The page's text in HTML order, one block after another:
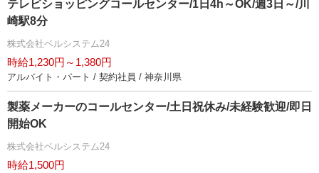
テレビショッピングコールセンター/1日4h～OK/週3日～/川
崎駅8分
株式会社ベルシステム24
時給1,230円～1,380円
アルバイト・パート / 契約社員 / 神奈川県
製薬メーカーのコールセンター/土日祝休み/未経験歓迎/即日
開始OK
株式会社ベルシステム24
時給1,500円